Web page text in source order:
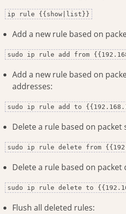
ip rule {{show|list}}
Add a new rule based on
sudo ip rule add from
Add a new rule based on
addresses:
sudo ip rule add to
Delete a rule based on packet
sudo ip rule delete from
Delete a rule based on
sudo ip rule delete to
Flush all deleted rules: